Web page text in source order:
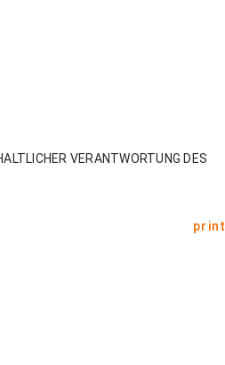
VERANTWORTUNG DES
print